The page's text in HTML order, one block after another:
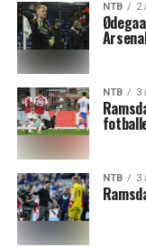
NTB 2
NTB 3
NTB 3